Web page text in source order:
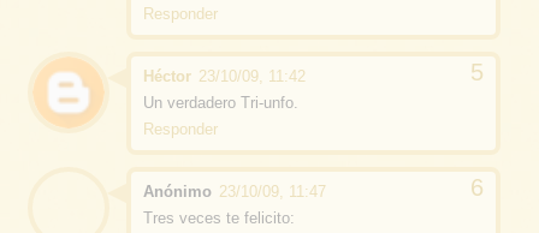
Responder
Héctor 23/10/09, 11:42
Un verdadero Tri-unfo.
Responder
Anónimo 23/10/09, 11:47
Tres veces te felicito: